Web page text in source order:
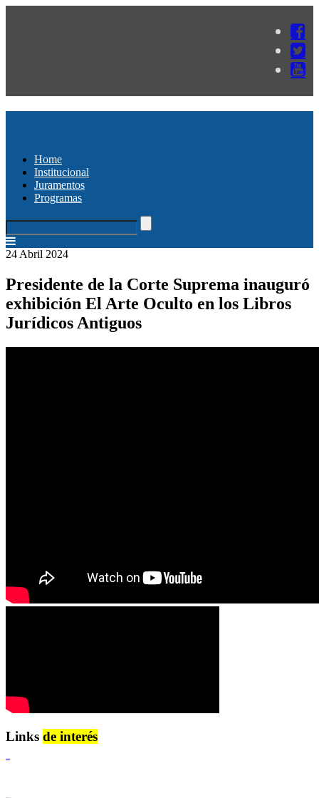
Home
Institucional
Juramentos
Programas
24 Abril 2024
Presidente de la Corte Suprema inauguró
exhibición El Arte Oculto en los Libros
Jurídicos Antiguos
Links de interés